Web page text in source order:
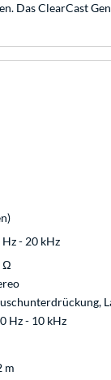
Das ClearCast
Hz - 20 kHz
Ω
Hz - 10 kHz
m